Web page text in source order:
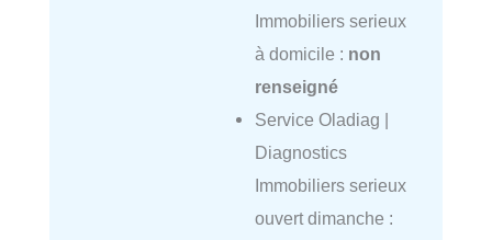
Immobiliers serieux
à domicile : non
renseigné
Service Oladiag |
Diagnostics
Immobiliers serieux
ouvert dimanche :